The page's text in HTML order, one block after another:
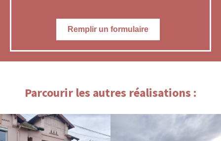
Remplir un formulaire
Parcourir les autres réalisations :